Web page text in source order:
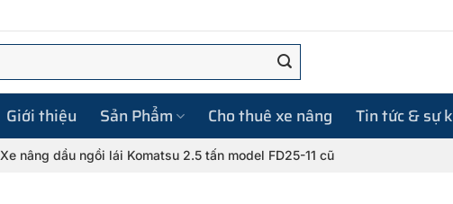
Giới thiệu Sản Phẩm Cho thuê xe nâng Tin tức & sự
Xe nâng dầu ngồi lái Komatsu 2.5 tấn model FD25-11 cũ